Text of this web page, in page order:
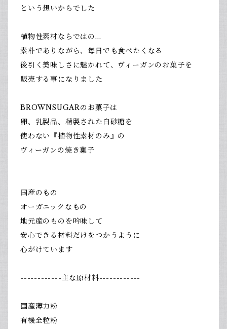
という想いからでした
植物性素材ならではの…
素朴でありながら、毎日でも食べたくなる
後引く美味しさに魅かれて、ヴィーガンのお菓子を
販売する事になりました
BROWNSUGARのお菓子は
卵、乳製品、精製された白砂糖を
使わない『植物性素材のみ』の
ヴィーガンの焼き菓子
国産のもの
オーガニックなもの
地元産のものを吟味して
安心できる材料だけをつかうように
心がけています
------------主な原材料------------
国産薄力粉
有機全粒粉